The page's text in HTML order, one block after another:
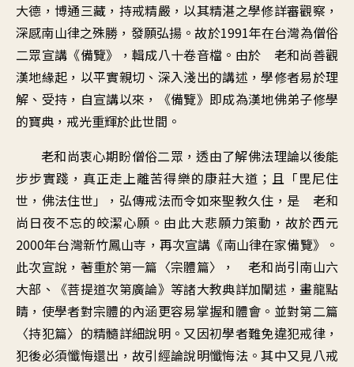
大德，博通三藏，持戒精嚴，以其精湛之學修詳審觀察，
深感南山律之殊勝，發願弘揚。故於1991年在台灣為僧俗
二眾宣講《備覽》，輯成八十卷音檔。由於 老和尚善觀
漢地緣起，以平實親切、深入淺出的講述，學修者易於理
解、受持，自宣講以來，《備覽》即成為漢地佛弟子修學
的寶典，戒光重輝於此世間。
老和尚衷心期盼僧俗二眾，透由了解佛法理論以後能
步步實踐，真正走上離苦得樂的康莊大道；且「毘尼住
世，佛法住世」，弘傳戒法而令如來聖教久住，是 老和
尚日夜不忘的皎潔心願。由此大悲願力策動，故於西元
2000年台灣新竹鳳山寺，再次宣講《南山律在家備覽》。
此次宣說，著重於第一篇〈宗體篇〉， 老和尚引南山六
大部、《菩提道次第廣論》等諸大教典詳加闡述，畫龍點
睛，使學者對宗體的內涵更容易掌握和體會。並對第二篇
〈持犯篇〉的精髓詳細說明。又因初學者難免違犯戒律，
犯後必須懺悔還出，故引經論說明懺悔法。其中又見八戒